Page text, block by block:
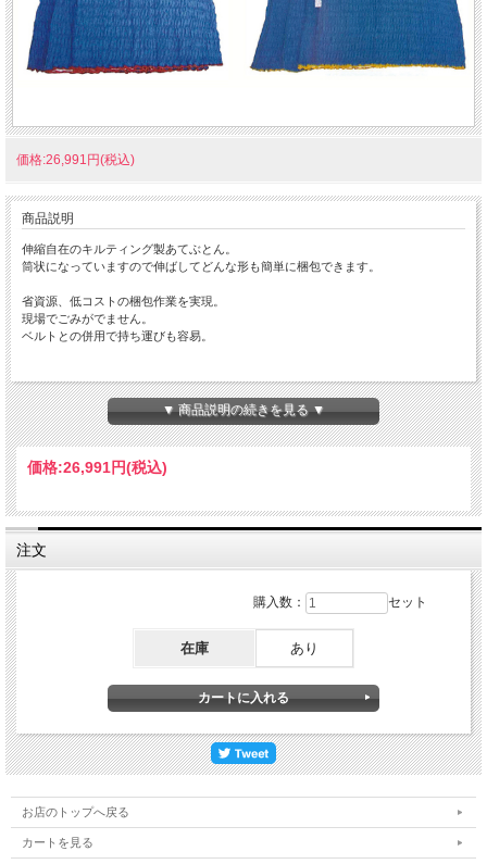
価格:26,991円(税込)
商品説明
伸縮自在のキルティング製あてぶとん。
筒状になっていますので伸ばしてどんな形も簡単に梱包できます。
省資源、低コストの梱包作業を実現。
現場でごみがでません。
ベルトとの併用で持ち運びも容易。
材質・・・表地：PE１００％
中綿：PE１００％
ゴム：１２コール
裏地：PE１００％
用途・・・家具、家電の梱包
▼ 商品説明の続きを見る ▼
価格:26,991円(税込)
注文
購入数： セット
在庫 あり
お店のトップへ戻る
カートを見る